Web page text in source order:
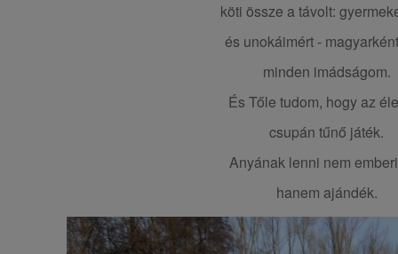
köti össze a távolt:
és unokáimért -
minden imádságom.
És Tőle tudom, hogy az
csupán tűnő játék.
Anyának lenni nem
hanem ajándék.